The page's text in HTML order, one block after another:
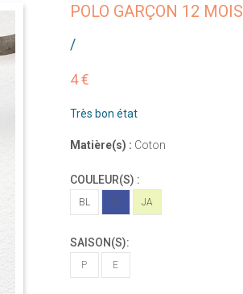
POLO GARÇON 12 MOIS
/
4 €
Très bon état
Matière(s) : Coton
COULEUR(S) :
BL BL JA
SAISON(S):
P E